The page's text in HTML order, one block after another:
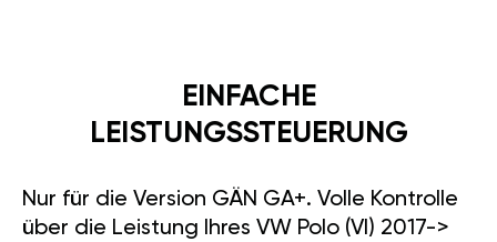
EINFACHE
LEISTUNGSSTEUERUNG
Nur für die Version GÄN GA+. Volle Kontrolle
über die Leistung Ihres VW Polo (VI) 2017->